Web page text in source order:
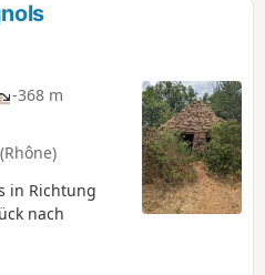
auseinander: Lesen Sie
durch, bevor Sie
der Wegpunkte sind in
-368 m
in Richtung
nach